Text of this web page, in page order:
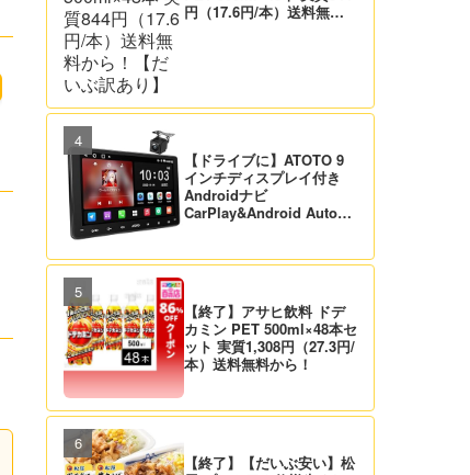
円（17.6円/本）送料無料
【ドライブに】ATOTO 9
インチディスプレイ付き
Androidナビ
CarPlay&Android Auto対
【終了】アサヒ飲料 ドデ
カミン PET 500ml×48本セ
ット 実質1,308円（27.3円/
本）送料無料から！
【終了】【だいぶ安い】松